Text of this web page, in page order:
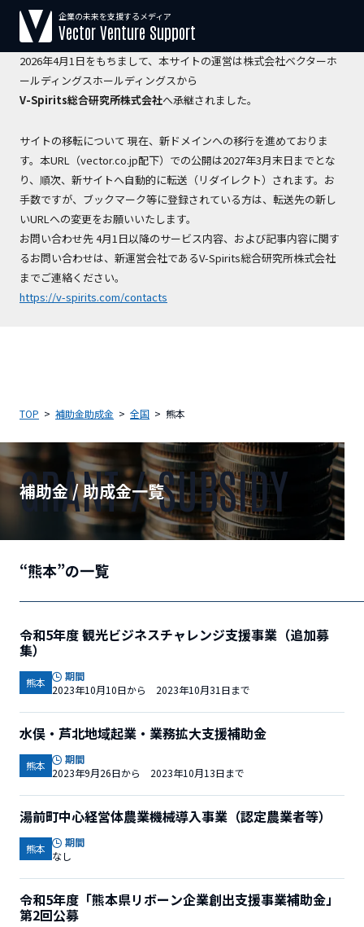
【運営会社変更のお知らせ】
2026年4月1日をもちまして、本サイトの運営は株式会社ベクターホ
ールディングスホールディングスから
V-Spirits総合研究所株式会社へ承継されました。
サイトの移転について 現在、新ドメインへの移行を進めておりま
す。本URL（vector.co.jp配下）での公開は2027年3月末日までとな
り、順次、新サイトへ自動的に転送（リダイレクト）されます。お
手数ですが、ブックマーク等に登録されている方は、転送先の新し
いURLへの変更をお願いいたします。
お問い合わせ先 4月1日以降のサービス内容、および記事内容に関す
るお問い合わせは、新運営会社であるV-Spirits総合研究所株式会社
までご連絡ください。
https://v-spirits.com/contacts
企業の未来を支援するメディア
Vector Venture Support
TOP 補助金助成金 全国 熊本
補助金 / 助成金一覧
GRANT / SUBSIDY
“熊本”の一覧
令和5年度 観光ビジネスチャレンジ支援事業（追加募
集）
熊本
期間
2023年10月10日から 2023年10月31日まで
水俣・芦北地域起業・業務拡大支援補助金
熊本
期間
2023年9月26日から 2023年10月13日まで
湯前町中心経営体農業機械導入事業（認定農業者等）
熊本
期間
なし
令和5年度「熊本県リボーン企業創出支援事業補助金」
第2回公募